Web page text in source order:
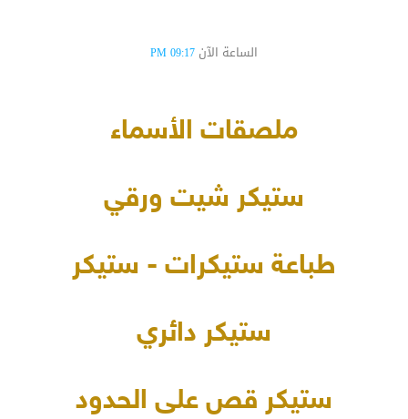
الساعة الآن 09:17 PM
ملصقات الأسماء
ستيكر شيت ورقي
طباعة ستيكرات - ستيكر
ستيكر دائري
ستيكر قص على الحدود